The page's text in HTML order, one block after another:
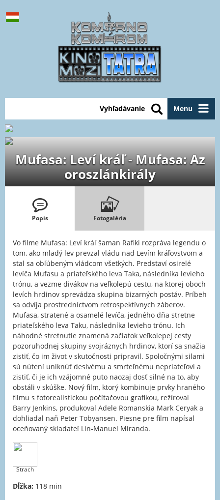
Menu
Vyhľadávanie
Mufasa: Leví kráľ - Mufasa: Az
oroszlánkirály
Popis Fotogaléria
Vo filme Mufasa: Leví kráľ šaman Rafiki rozpráva legendu o
tom, ako mladý lev prevzal vládu nad Levím kráľovstvom a
stal sa obľúbeným vládcom všetkých. Predstaví osirelé
levíča Mufasu a priateľského leva Taka, následníka levieho
trónu, a vezme divákov na veľkolepú cestu, na ktorej oboch
levích hrdinov sprevádza skupina bizarných postáv. Príbeh
sa odvíja prostredníctvom retrospektívnych záberov.
Mufasa, stratené a osamelé levíča, jedného dňa stretne
priateľského leva Taku, následníka levieho trónu. Ich
náhodné stretnutie znamená začiatok veľkolepej cesty
pozoruhodnej skupiny svojráznych hrdinov, ktorí sa snažia
zistiť, čo im život v skutočnosti pripravil. Spoločnými silami
sú nútení uniknúť desivému a smrteľnému nepriateľovi a
zistiť, či je ich vzájomné puto naozaj dosť silné na to, aby
obstáli v skúške. Nový film, ktorý kombinuje prvky hraného
filmu s fotorealistickou počítačovou grafikou, režíroval
Barry Jenkins, produkoval Adele Romanskia Mark Ceryak a
dohliadal naň Peter Tobyansen. Piesne pre film napísal
oceňovaný skladateľ Lin-Manuel Miranda.
Strach
Dĺžka: 118 min